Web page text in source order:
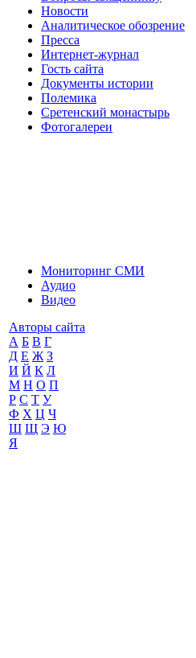
Новости
Аналитическое обозрение
Пресса
Интернет-журнал
Гость сайта
Документы истории
Полемика
Сретенский монастырь
Фотогалереи
Мониторинг СМИ
Аудио
Видео
Авторы сайта
А Б В Г
Д Е Ж З
И Й К Л
М Н О П
Р С Т У
Ф Х Ц Ч
Ш Щ Э Ю
Я